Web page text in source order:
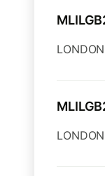
LONDON
LONDON